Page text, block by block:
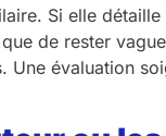
Si elle
de rester
Une évaluation